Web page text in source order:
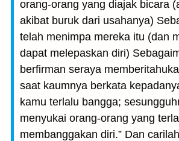
orang-orang yang diajak bicara
akibat buruk dari usahanya)
telah menimpa mereka itu (dan
dapat melepaskan diri)
berfirman seraya
saat kaumnya berkata
kamu terlalu bangga;
menyukai orang-orang yang
membanggakan diri.” Dan